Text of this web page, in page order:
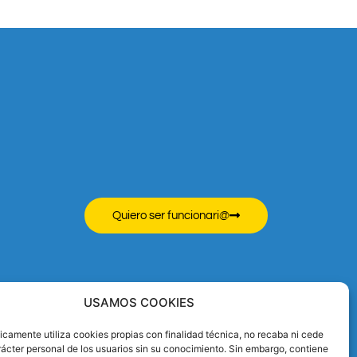
USAMOS COOKIES
utiliza cookies propias con finalidad técnica, no recaba ni cede
personal de los usuarios sin su conocimiento. Sin embargo, contiene
Quiero ser funcionari@